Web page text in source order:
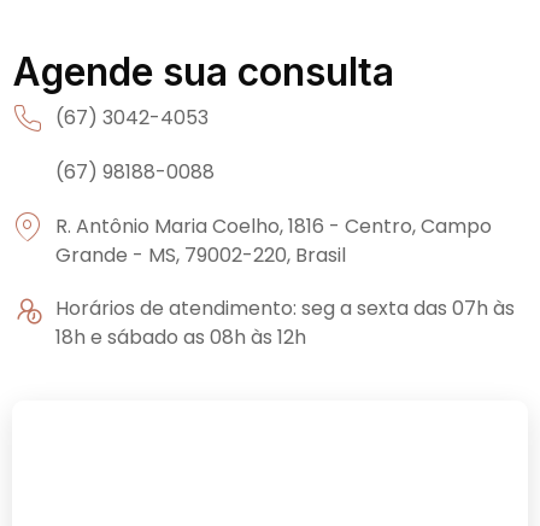
Agende sua consulta
(67) 3042-4053
(67) 98188-0088
R. Antônio Maria Coelho, 1816 - Centro, Campo
Grande - MS, 79002-220, Brasil
Horários de atendimento: seg a sexta das 07h às
18h e sábado as 08h às 12h